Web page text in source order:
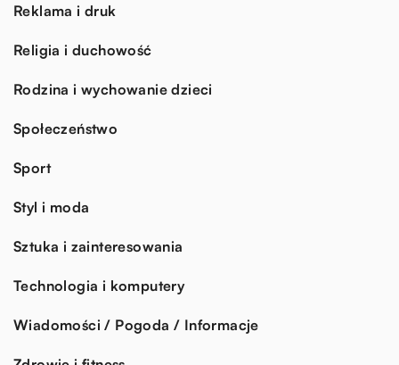
Reklama i druk
Religia i duchowość
Rodzina i wychowanie dzieci
Społeczeństwo
Sport
Styl i moda
Sztuka i zainteresowania
Technologia i komputery
Wiadomości / Pogoda / Informacje